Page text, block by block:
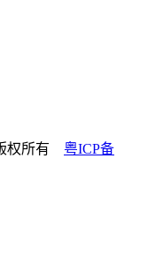
权所有 粤ICP备